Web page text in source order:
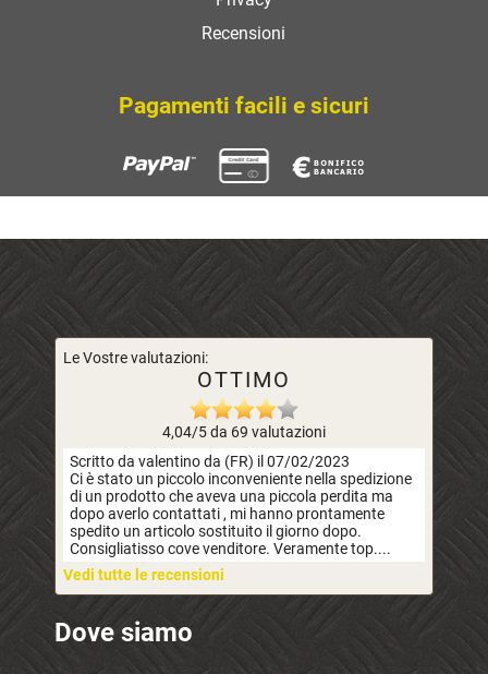
Recensioni
Pagamenti facili e sicuri
Le Vostre valutazioni:
OTTIMO
4,04/5 da 69 valutazioni
Scritto da valentino da (FR) il 07/02/2023
Ci è stato un piccolo inconveniente nella spedizione
di un prodotto che aveva una piccola perdita ma
dopo averlo contattati , mi hanno prontamente
spedito un articolo sostituito il giorno dopo.
Consigliatisso cove venditore. Veramente top....
Vedi tutte le recensioni
Dove siamo